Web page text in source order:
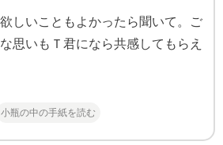
しいこともよかったら聞いて。ご
思いもＴ君になら共感してもらえ
小瓶の中の手紙を読む